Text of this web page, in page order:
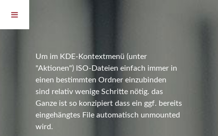
Um im KDE-Kontextmenü (unter
"Aktionen") ISO-Dateien einfach immer in
einen bestimmten Ordner einzubinden
sind relativ wenige Schritte nötig. das
Ganze ist so konzipiert dass ein ggf. bereits
eingehängtes File automatisch unmounted
wird.